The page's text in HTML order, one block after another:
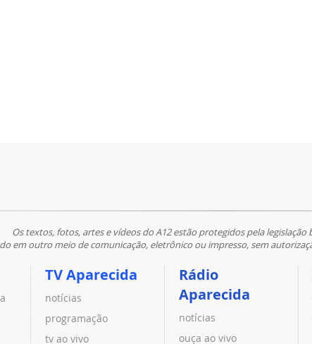
Os textos, fotos, artes e vídeos do A12 estão protegidos pela
em outro meio de comunicação, eletrônico ou impresso, sem
TV Aparecida
notícias
programação
tv ao vivo
Rádio
Aparecida
notícias
ouça ao vivo